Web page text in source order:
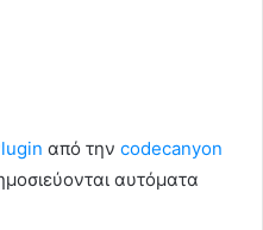
από την codecanyon
αυτόματα